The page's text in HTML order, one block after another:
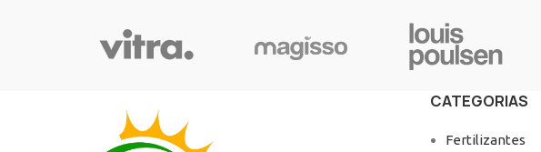
CATEGORIAS
Fertilizantes